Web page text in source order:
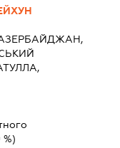
%)